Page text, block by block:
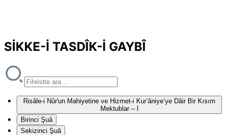
SİKKE-İ TASDÎK-İ GAYBÎ
Risâle-i Nûr'un Mahiyetine ve Hizmet-i Kur’âniye’ye Dâir Bir Kısım
Mektublar – I
Birinci Şuâ
Sekizinci Şuâ